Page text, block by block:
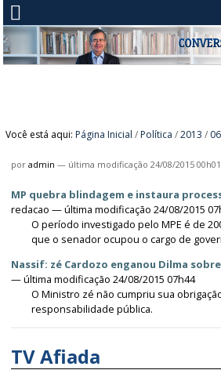
Você está aqui: Página Inicial / Política /2013 / 06
poradmin — última modificação 24/08/2015 00h01
MP quebra blindagem e instaura
redacao — última modificação 24/08/2015
O período investigado pelo MPE é de
que o senador ocupou o cargo de
Nassif: zé Cardozo enganou Dilma
— última modificação 24/08/2015 07h44
O Ministro zé não cumpriu sua
responsabilidade pública.
TV Afiada